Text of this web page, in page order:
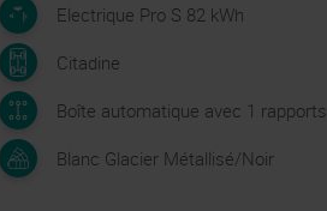
Electrique Pro S 82 kWh
Citadine
Boîte automatique avec 1 rapports
Blanc Glacier Métallisé/Noir